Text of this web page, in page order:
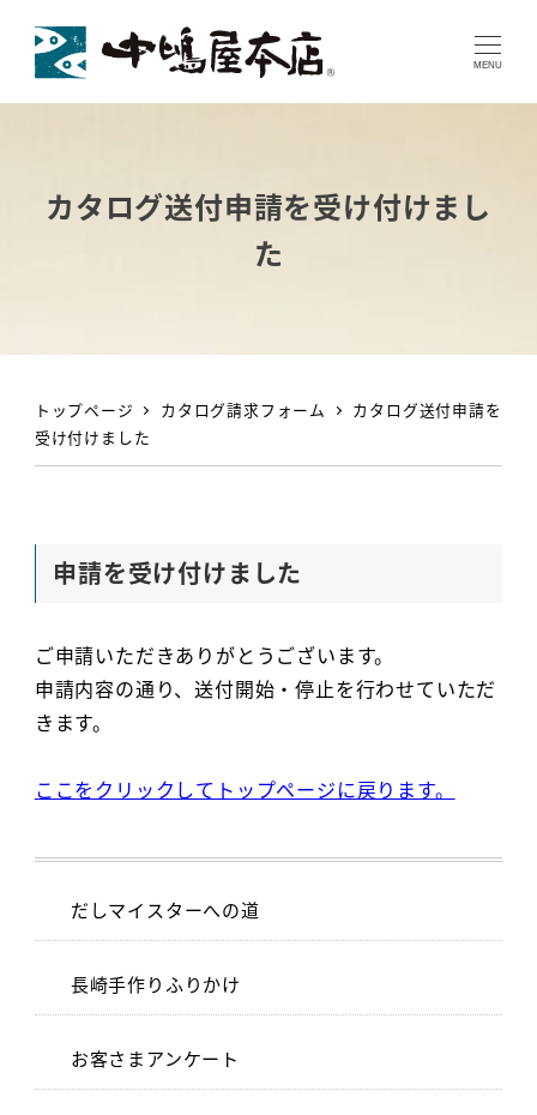
MENU
カタログ送付申請を受け付けまし
た
トップページ カタログ請求フォーム
カタログ送付申請を
受け付けました
申請を受け付けました
ご申請いただきありがとうございます。
申請内容の通り、送付開始・停止を行わせていただ
きます。
ここをクリックしてトップページに戻ります。
だしマイスターへの道
長崎手作りふりかけ
お客さまアンケート